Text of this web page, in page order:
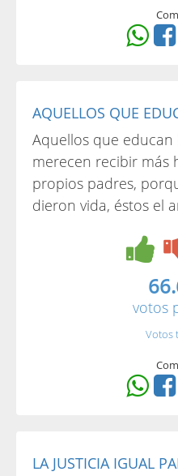
AQUELLOS QUE
Aquellos que
merecen recibir más
propios padres,
dieron vida, éstos el
votos
Votos
LA JUSTICIA IGUAL